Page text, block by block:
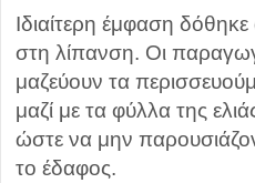
Ιδιαίτερη έμφαση
στη λίπανση. Οι
μαζεύουν τα
μαζί με τα φύλλα της
ώστε να μην
το έδαφος.